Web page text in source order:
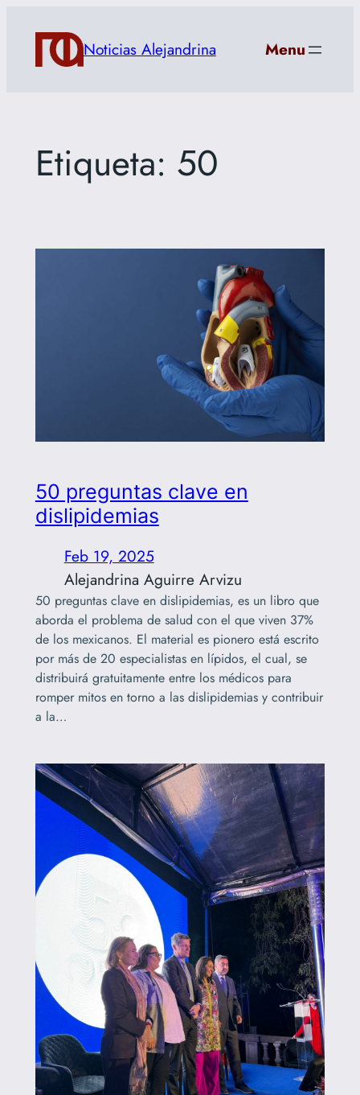
contenido
Noticias Alejandrina Menu
Etiqueta: 50
50 preguntas clave en
dislipidemias
Feb 19, 2025
Alejandrina Aguirre Arvizu
50 preguntas clave en dislipidemias, es un libro que
aborda el problema de salud con el que viven 37%
de los mexicanos. El material es pionero está escrito
por más de 20 especialistas en lípidos, el cual, se
distribuirá gratuitamente entre los médicos para
romper mitos en torno a las dislipidemias y contribuir
a la…